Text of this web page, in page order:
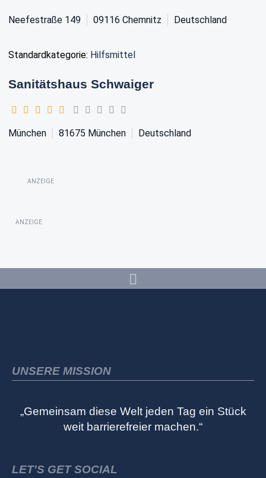
Neefestraße 149 09116 Chemnitz Deutschland
Standardkategorie: Hilfsmittel
Sanitätshaus Schwaiger
München 81675 München Deutschland
ANZEIGE
ANZEIGE
UNSERE MISSION
„Gemeinsam diese Welt jeden Tag ein Stück
weit barrierefreier machen.“
LET'S GET SOCIAL